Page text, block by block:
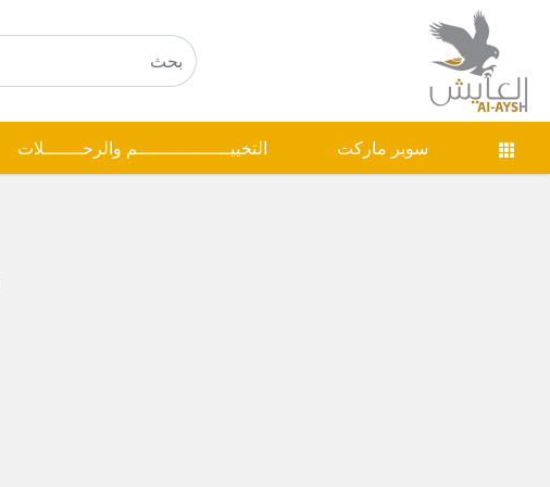
سوبر ماركت التخييـــــــــــــــــم والرحـــــــلات